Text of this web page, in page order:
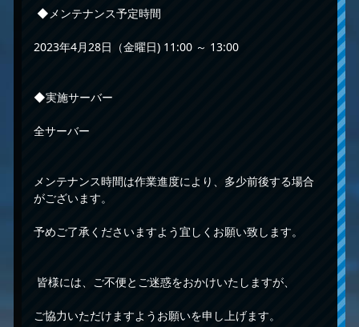
◆メンテナンス予定時間
2023年4月28日（金曜日) 11:00 ～ 13:00
◆実施サーバー
全サーバー
メンテナンス時間は作業進度により、多少前後する場合
がございます。
予めご了承くださいますよう宜しくお願い致します。
皆様には、ご不便とご迷惑をおかけいたしますが、
ご協力いただけますようお願いを申し上げます。